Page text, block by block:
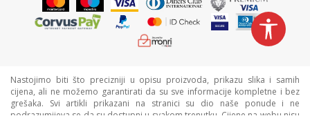
Nastojimo biti što precizniji u opisu proizvoda, prikazu slika i samih
cijena, ali ne možemo garantirati da su sve informacije kompletne i bez
grešaka. Svi artikli prikazani na stranici su dio naše ponude i ne
podrazumijeva se da su dostupni u svakom trenutku. Cijene na webu nisu